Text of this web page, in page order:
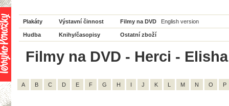
Plakáty Výstavní činnost Filmy na DVD English version
Hudba Knihy/časopisy Ostatní zboží
Filmy na DVD - Herci -
A B C D E F G H I J K L M N O P